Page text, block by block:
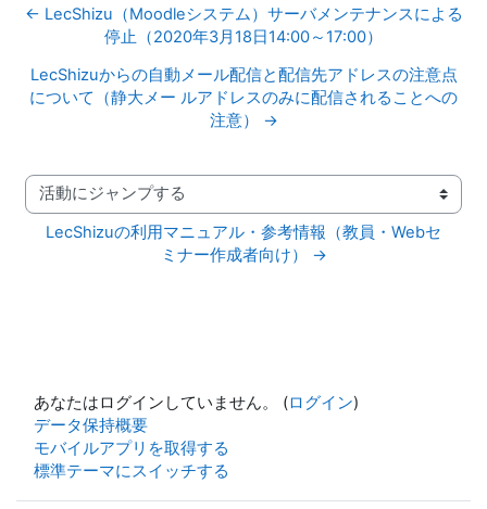
← LecShizu（Moodleシステム）サーバメンテナンスによる
停止（2020年3月18日14:00～17:00）
LecShizuからの自動メール配信と配信先アドレスの注意点
について（静大メー ルアドレスのみに配信されることへの
注意） →
活動にジャンプする
LecShizuの利用マニュアル・参考情報（教員・Webセ
ミナー作成者向け） →
あなたはログインしていません。 (ログイン)
データ保持概要
モバイルアプリを取得する
標準テーマにスイッチする